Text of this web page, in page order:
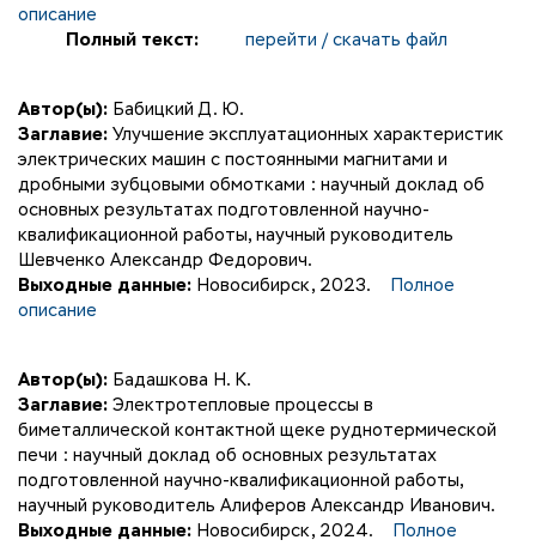
описание
Полный текст:
перейти / скачать файл
Автор(ы): Бабицкий Д. Ю.
Заглавие: Улучшение эксплуатационных характеристик
электрических машин с постоянными магнитами и
дробными зубцовыми обмотками : научный доклад об
основных результатах подготовленной научно-
квалификационной работы, научный руководитель
Шевченко Александр Федорович.
Выходные данные: Новосибирск, 2023.
Полное
описание
Автор(ы): Бадашкова Н. К.
Заглавие: Электротепловые процессы в
биметаллической контактной щеке руднотермической
печи : научный доклад об основных результатах
подготовленной научно-квалификационной работы,
научный руководитель Алиферов Александр Иванович.
Выходные данные: Новосибирск, 2024.
Полное